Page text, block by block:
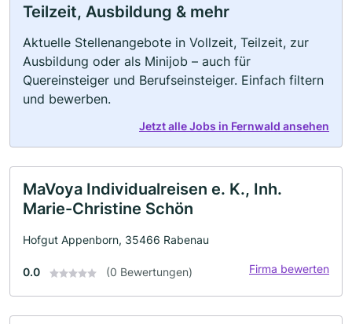
Teilzeit, Ausbildung & mehr
Aktuelle Stellenangebote in Vollzeit, Teilzeit, zur
Ausbildung oder als Minijob – auch für
Quereinsteiger und Berufseinsteiger. Einfach filtern
und bewerben.
Jetzt alle Jobs in Fernwald ansehen
MaVoya Individualreisen e. K., Inh.
Marie-Christine Schön
Hofgut Appenborn, 35466 Rabenau
0.0 (0 Bewertungen) Firma bewerten